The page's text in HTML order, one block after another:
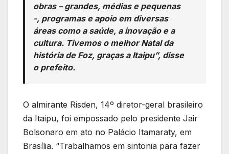
obras – grandes, médias e pequenas
-, programas e apoio em diversas
áreas como a saúde, a inovação e a
cultura. Tivemos o melhor Natal da
história de Foz, graças a Itaipu”, disse
o prefeito.
O almirante Risden, 14º diretor-geral brasileiro
da Itaipu, foi empossado pelo presidente Jair
Bolsonaro em ato no Palácio Itamaraty, em
Brasília. “Trabalhamos em sintonia para fazer